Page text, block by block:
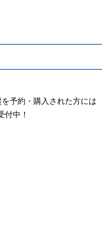
予約・購入された方には
付中！